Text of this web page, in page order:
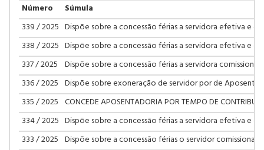
Número
Súmula
339 / 2025 Dispõe sobre a concessão férias a servidora efetiva e
338 / 2025 Dispõe sobre a concessão férias a servidora efetiva e
337 / 2025 Dispõe sobre a concessão férias a servidora
336 / 2025 Dispõe sobre exoneração de servidor por de
335 / 2025 CONCEDE APOSENTADORIA POR TEMPO DE
334 / 2025 Dispõe sobre a concessão férias a servidora efetiva e
333 / 2025 Dispõe sobre a concessão férias o servidor